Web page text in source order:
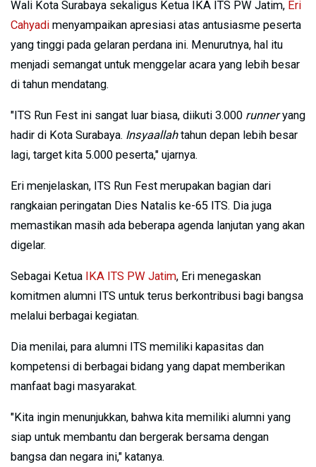
Wali Kota Surabaya sekaligus Ketua IKA ITS PW Jatim, Eri
Cahyadi menyampaikan apresiasi atas antusiasme peserta
yang tinggi pada gelaran perdana ini. Menurutnya, hal itu
menjadi semangat untuk menggelar acara yang lebih besar
di tahun mendatang.
"ITS Run Fest ini sangat luar biasa, diikuti 3.000 runneryang
hadir di Kota Surabaya. Insyaallahtahun depan lebih besar
lagi, target kita 5.000 peserta," ujarnya.
Eri menjelaskan, ITS Run Fest merupakan bagian dari
rangkaian peringatan Dies Natalis ke-65 ITS. Dia juga
memastikan masih ada beberapa agenda lanjutan yang akan
digelar.
Sebagai Ketua IKA ITS PW Jatim, Eri menegaskan
komitmen alumni ITS untuk terus berkontribusi bagi bangsa
melalui berbagai kegiatan.
Dia menilai, para alumni ITS memiliki kapasitas dan
kompetensi di berbagai bidang yang dapat memberikan
manfaat bagi masyarakat.
"Kita ingin menunjukkan, bahwa kita memiliki alumni yang
siap untuk membantu dan bergerak bersama dengan
bangsa dan negara ini," katanya.